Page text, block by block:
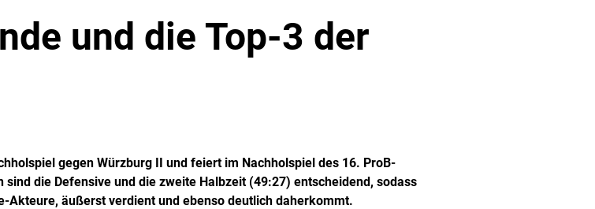
und die Top-3 der
gegen Würzburg II und feiert im Nachholspiel des 16. ProB-
die Defensive und die zweite Halbzeit (49:27) entscheidend, sodass
Akteure, äußerst verdient und ebenso deutlich daherkommt.